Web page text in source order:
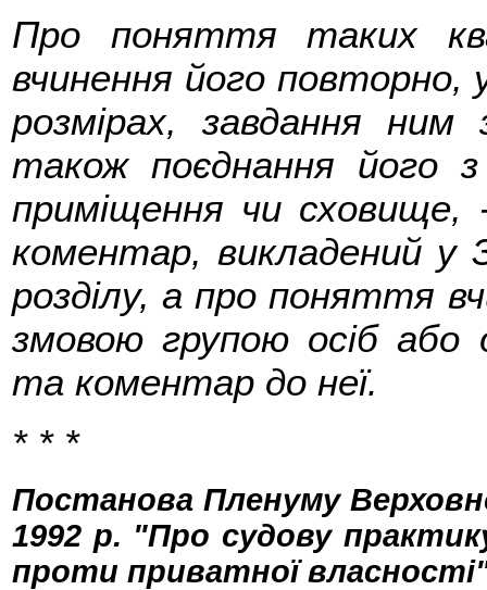
Про поняття таких
вчинення його повторно,
розмірах, завдання ним
також поєднання його
приміщення чи
коментар, викладений у
розділу, а про поняття
змовою групою осіб або
та коментар до неї.
* * *
Постанова Пленуму
1992 р. "Про судову
проти приватної